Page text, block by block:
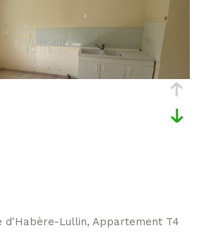
d'Habère-Lullin, Appartement T4